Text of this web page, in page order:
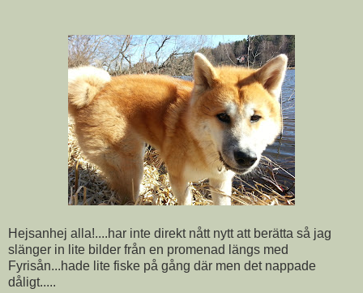
Hejsanhej alla!....har inte direkt nått nytt att berätta så jag
slänger in lite bilder från en promenad längs med
Fyrisån...hade lite fiske på gång där men det nappade
dåligt.....